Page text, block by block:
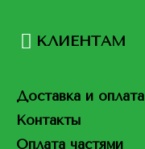
КЛИЕНТАМ
Доставка и оплата
Контакты
Оплата частями